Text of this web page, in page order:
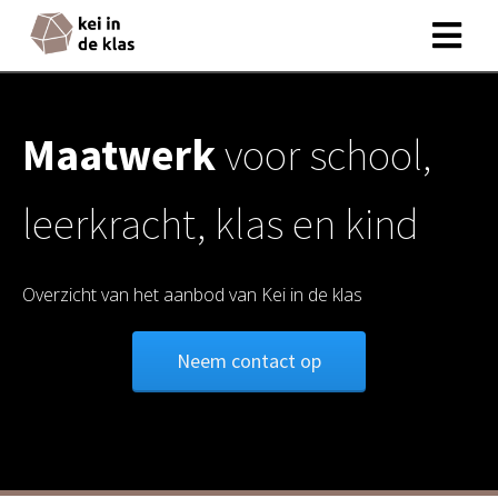
Maatwerkvoor school,
leerkracht, klas en kind
Overzicht van het aanbod van Kei in de klas
Neem contact op
policy